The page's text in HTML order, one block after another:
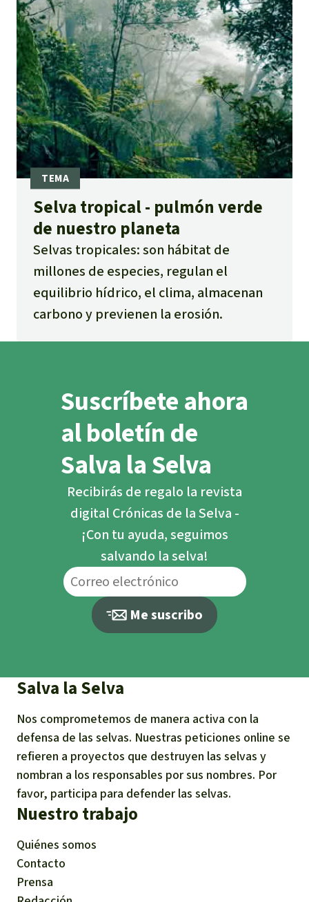
Selva tropical - pulmón verde
de nuestro planeta
Selvas tropicales: son hábitat de
millones de especies, regulan el
equilibrio hídrico, el clima, almacenan
carbono y previenen la erosión.
Suscríbete ahora
al boletín de
Salva la Selva
Recibirás de regalo la revista
digital Crónicas de la Selva -
¡Con tu ayuda, seguimos
salvando la selva!
Me suscribo
Salva la Selva
Nos comprometemos de manera activa con la
defensa de las selvas. Nuestras peticiones online se
refieren a proyectos que destruyen las selvas y
nombran a los responsables por sus nombres. Por
favor, participa para defender las selvas.
Nuestro trabajo
Quiénes somos
Contacto
Prensa